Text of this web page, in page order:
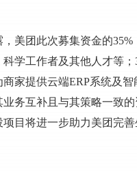
美团此次募集资金的
学工作者及其他人才等
家提供云端ERP系统及
务互补且与其策略一致
目将进一步助力美团完